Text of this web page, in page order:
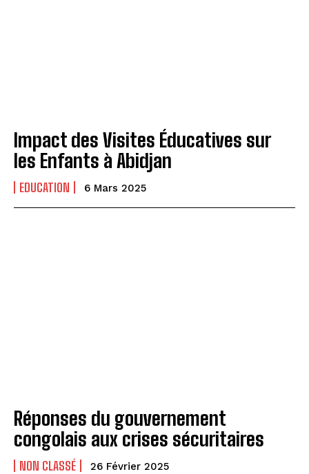
Impact des Visites Éducatives sur
les Enfants à Abidjan
EDUCATION 6 Mars 2025
Réponses du gouvernement
congolais aux crises sécuritaires
NON CLASSÉ 26 Février 2025